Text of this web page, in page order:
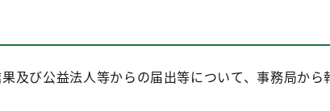
及び公益法人等からの届出等について、事務局から